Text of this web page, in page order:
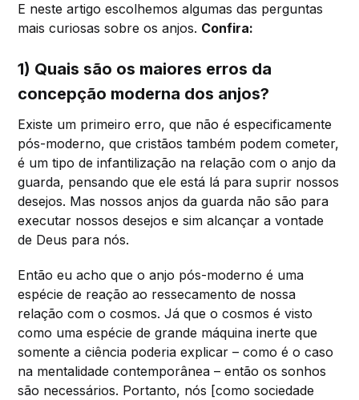
E neste artigo escolhemos algumas das perguntas
mais curiosas sobre os anjos. Confira:
1) Quais são os maiores erros da
concepção moderna dos anjos?
Existe um primeiro erro, que não é especificamente
pós-moderno, que cristãos também podem cometer,
é um tipo de infantilização na relação com o anjo da
guarda, pensando que ele está lá para suprir nossos
desejos. Mas nossos anjos da guarda não são para
executar nossos desejos e sim alcançar a vontade
de Deus para nós.
Então eu acho que o anjo pós-moderno é uma
espécie de reação ao ressecamento de nossa
relação com o cosmos. Já que o cosmos é visto
como uma espécie de grande máquina inerte que
somente a ciência poderia explicar – como é o caso
na mentalidade contemporânea – então os sonhos
são necessários. Portanto, nós [como sociedade